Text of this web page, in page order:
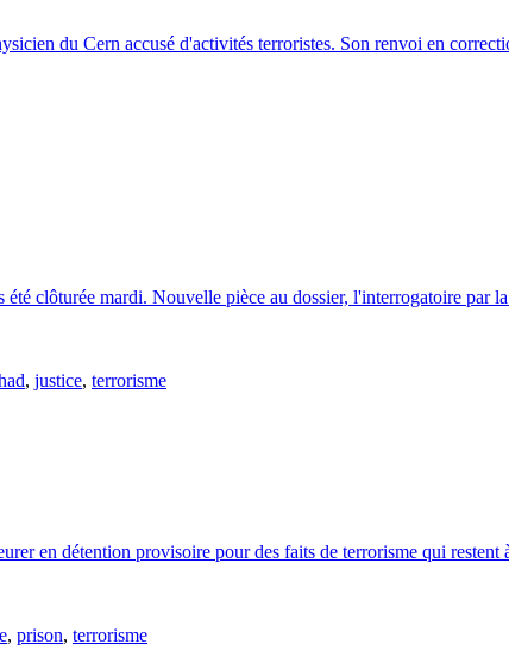
du Cern accusé d'activités terroristes. Son renvoi en
clôturée mardi. Nouvelle pièce au dossier, l'interrogatoire par
, justice, terrorisme
en détention provisoire pour des faits de terrorisme qui
, prison, terrorisme